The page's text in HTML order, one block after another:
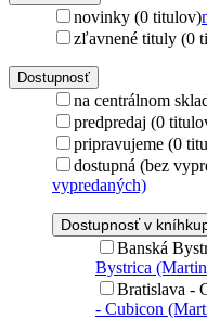
novinky (0 titulov)
zľavnené tituly (0
Dostupnosť
na centrálnom
predpredaj (0
pripravujeme (0
dostupná (bez
vypredaných)
Dostupnosť v
Banská
Bystrica
Bratislava -
- Cubicon